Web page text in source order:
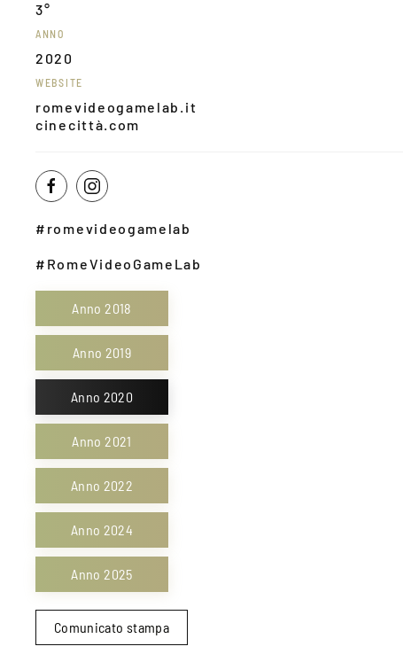
3°
ANNO
2020
WEBSITE
romevideogamelab.it
cinecittà.com
#romevideogamelab
#RomeVideoGameLab
Anno 2018
Anno 2019
Anno 2020
Anno 2021
Anno 2022
Anno 2024
Anno 2025
Comunicato stampa